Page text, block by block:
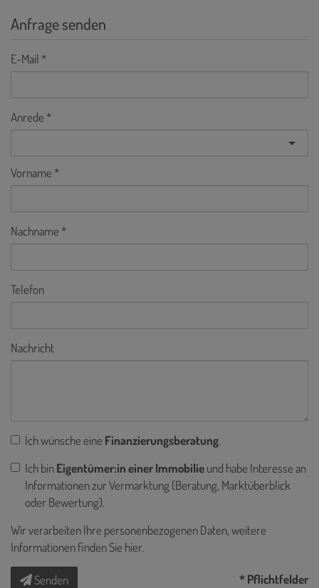
Anfrage senden
E-Mail
Anrede
Vorname
Nachname
Telefon
Nachricht
Ich wünsche eine Finanzierungsberatung.
Ich binEigentümer:in einer Immobilieund habe Interesse an
Informationen zur Vermarktung (Beratung, Marktüberblick
oder Bewertung).
Wir verarbeiten Ihre personenbezogenen Daten, weitere
Informationen finden Sie hier.
Senden * Pflichtfelder